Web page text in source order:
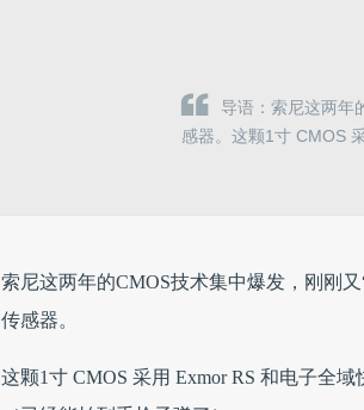
导语：索尼这两年
感器。这颗1寸 CMOS
索尼这两年的CMOS技术集中爆发，刚刚
传感器。
这颗1寸 CMOS 采用 Exmor RS 和电子全